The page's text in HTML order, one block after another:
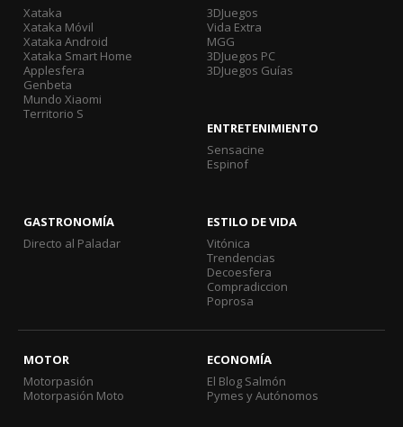
Xataka
Xataka Móvil
Xataka Android
Xataka Smart Home
Applesfera
Genbeta
Mundo Xiaomi
Territorio S
3DJuegos
Vida Extra
MGG
3DJuegos PC
3DJuegos Guías
ENTRETENIMIENTO
Sensacine
Espinof
GASTRONOMÍA
Directo al Paladar
ESTILO DE VIDA
Vitónica
Trendencias
Decoesfera
Compradiccion
Poprosa
MOTOR
Motorpasión
Motorpasión Moto
ECONOMÍA
El Blog Salmón
Pymes y Autónomos